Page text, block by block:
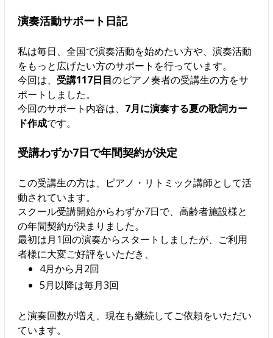
演奏活動サポート日記
私は毎日、全国で演奏活動を始めたい方や、演奏活動
をもっと広げたい方のサポートを行っています。
今回は、 受講117日目のピアノ奏者の受講生の方をサ
ポートしました。
今回のサポート内容は、 7月に演奏する夏の歌詞カー
ド作成です。
受講わずか7日で年間契約が決定
この受講生の方は、ピアノ・リトミック講師として活
動されています。
スクール受講開始からわずか7日で、高齢者施設様と
の年間契約が決まりました。
最初は月1回の演奏からスタートしましたが、ご利用
者様に大変ご好評をいただき、
4月から月2回
5月以降は毎月3回
と演奏回数が増え、現在も継続してご依頼をいただい
ています。